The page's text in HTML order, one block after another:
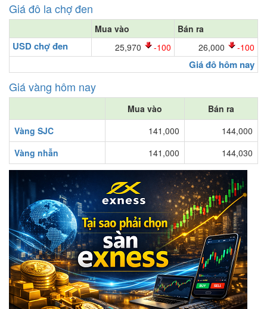
Giá đô la chợ đen
Mua vào Bán ra
USD chợ đen 25,970 -100 26,000 -100
Giá đô hôm nay
Giá vàng hôm nay
Mua vào
Bán ra
Vàng SJC
141,000
144,000
Vàng nhẫn
141,000 144,030